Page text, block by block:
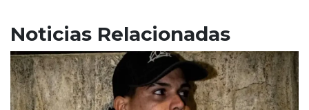
Noticias Relacionadas